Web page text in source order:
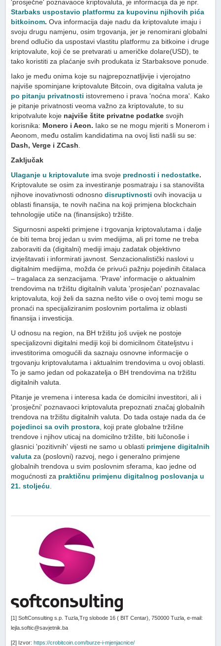
'prosječne' poznavaoce kriptovaluta, je informacija da je npr.
Starbaks uspostavio platformu za kupovinu njihovih pića
bitkoinom. Ova informacija daje nadu da kriptovalute imaju i
svoju drugu namjenu, osim trgovanja, jer je renomirani globalni
brend odlučio da uspostavi vlastitu platformu za bitkoine i druge
kriptovalute, koji će se pretvarati u američke dolare(USD), te
tako koristiti za plaćanje svih produkata iz Starbaksove ponude.
Iako je među onima koje su najprepoznatljivije i vjerojatno
najviše spominjane kriptovalute Bitcoin, ova digitalna valuta je
po pitanju privatnosti istovremeno i prava 'noćna mora'. Kako
je pitanje privatnosti veoma važno za kriptovalute, to su
kripotvalute koje najviše štite privatne podatke svojih
korisnika: Monero i Aeon. Iako se ne mogu mjeriti s Monerom i
Aeonom, među ostalim kandidatima na ovoj listi našli su se:
Dash, Verge i ZCash
Zaključak
Ulaganje u kriptovalute ima svoje prednosti i nedostatke.
Kriptovalute se osim za investiranje posmatraju i sa stanovišta
njihove inovativnosti odnosnodisruptivnosti ovih inovacija u
oblasti finansija, te novih načina na koji primjena blockchain
tehnologije utiče na (finansijsko) tržište.
Sigurnosni aspekti primjene i trgovanja kriptovalutama i dalje
će biti tema broj jedan u svim medijima, ali pri tome ne treba
zaboraviti da (digitalni) mediji imaju zadatak objektivno
izvještavati i informirati javnost. Senzacionalistički naslovi u
digitalnim medijima, možda će privući pažnju pojedinih čitalaca
– tragalaca za senzacijama. 'Prave' informacije o aktualnim
trendovima na tržištu digitalnih valuta 'prosječan' poznavalac
kriptovaluta, koji želi da sazna nešto više o ovoj temi mogu se
pronaći na specijaliziranim poslovnim portalima iz oblasti
finansija i investicija.
U odnosu na region, na BH tržištu još uvijek ne postoje
specijalizovni digitalni mediji koji bi domicilnom čitateljstvu i
investitorima omogućili da saznaju osnovne informacije o
trgovanju kriptovalutama i aktualnim trendovima u ovoj oblasti.
To je samo jedan od pokazatelja o BH trendovima na tržištu
digitalnih valuta.
Pitanje je vremena i interesa kada će domicilni investitori, ali i
'prosječni' poznavaoci kriptovaluta prepoznati značaj globalnih
trendova na tržištu digitalnih valuta. Do tada ostaje nada da će
pojedinci sa ovih prostora , koji prate globalne tržišne
trendove i njihov uticaj na domicilno tržište, biti lučonoše i
glasnici 'pozitivnih' vijesti ne samo u oblasti primjene digitalnih
valuta za (poslovni) razvoj, nego i generalno primjene
globalnih trendova u svim poslovnim sferama, kao jedne od
mogućnosti za praktičnu primjenu digitalnog poslovanja u
21. stoljeću
[1] SoftConsulting s.p. Tuzla,Trg slobode 16 ( BIT Centar), 750000 Tuzla, e-mail:
lejla.softic@savjetnik.ba
[2] Izvor:https://crobitcoin.com/burze-i-mjenjacnice/